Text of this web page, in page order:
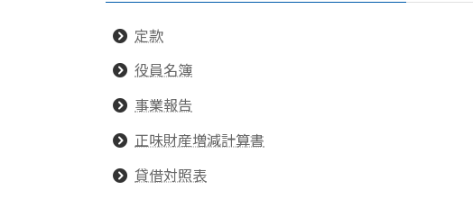
定款
役員名簿
事業報告
正味財産増減計算書
貸借対照表